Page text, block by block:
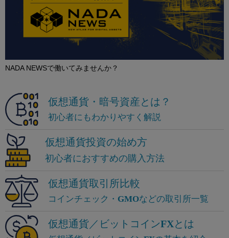
NADA NEWSで働いてみませんか？